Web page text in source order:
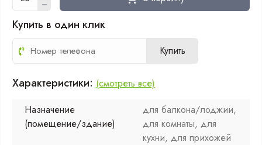
Купить в один клик
Купить
Характеристики: (смотреть все)
Назначение
(помещение/здание)
для балкона/лоджии,
для комнаты, для
кухни, для прихожей